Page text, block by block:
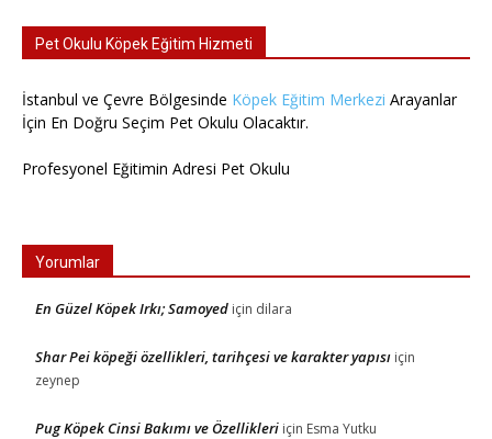
Pet Okulu Köpek Eğitim Hizmeti
İstanbul ve Çevre Bölgesinde Köpek Eğitim Merkezi Arayanlar
İçin En Doğru Seçim Pet Okulu Olacaktır.
Profesyonel Eğitimin Adresi Pet Okulu
Yorumlar
En Güzel Köpek Irkı; Samoyed için dilara
Shar Pei köpeği özellikleri, tarihçesi ve karakter yapısı için
zeynep
Pug Köpek Cinsi Bakımı ve Özellikleri için Esma Yutku